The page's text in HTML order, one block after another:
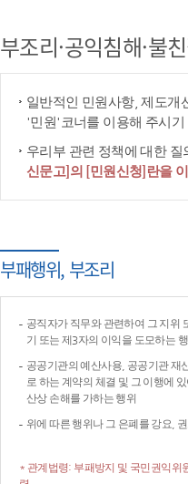
부조리·공익침해·불
일반적인 민원사항, 제도개
'민원'코너를 이용해 주시기
우리부 관련 정책에 대한 질
신문고]의 [민원신청]란을
부패행위, 부조리
공직자가 직무와 관련하여 그 지위
기 또는 제3자의 이익을 도모하는
공공기관의 예산사용, 공공기관 재
로 하는 계약의 체결 및 그 이행에
산상 손해를 가하는 행위
위에 따른 행위나 그 은폐를 강요,
* 관계법령: 부패방지 및 국민권익위